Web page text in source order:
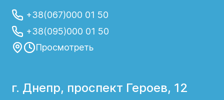
+38(067)000 01 50
+38(095)000 01 50
Просмотреть
г. Днепр, проспект Героев, 12